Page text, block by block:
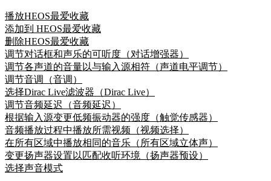
播放HEOS最爱收藏
添加到 HEOS最爱收藏
删除HEOS最爱收藏
调节对话框和声乐的可听度（对话增强器）
调节各声道的音量以与输入源相符（声道电平调节）
调节音调（音调）
选择Dirac Live滤波器（Dirac Live）
调节音频延迟（音频延迟）
根据输入源变更低频振动器的强度（触觉传感器）
音频播放过程中播放所需视频（视频选择）
在所有区域中播放相同的音乐（所有区域立体声）
变更扬声器设置以匹配收听环境（扬声器预设）
选择声音模式